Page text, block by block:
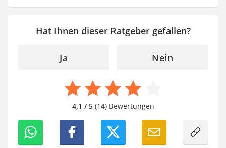
Hat Ihnen dieser Ratgeber gefallen?
Ja Nein
4,1 / 5(14) Bewertungen